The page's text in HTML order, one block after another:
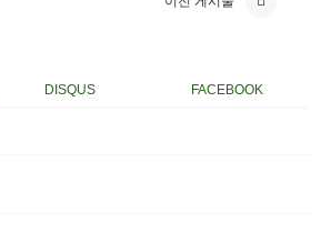
DISQUS FACEBOOK